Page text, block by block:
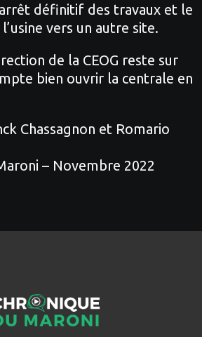
définitif des travaux et le
vers un autre site.
de la CEOG reste sur
bien ouvrir la centrale en
Chassagnon et Romario
– Novembre 2022